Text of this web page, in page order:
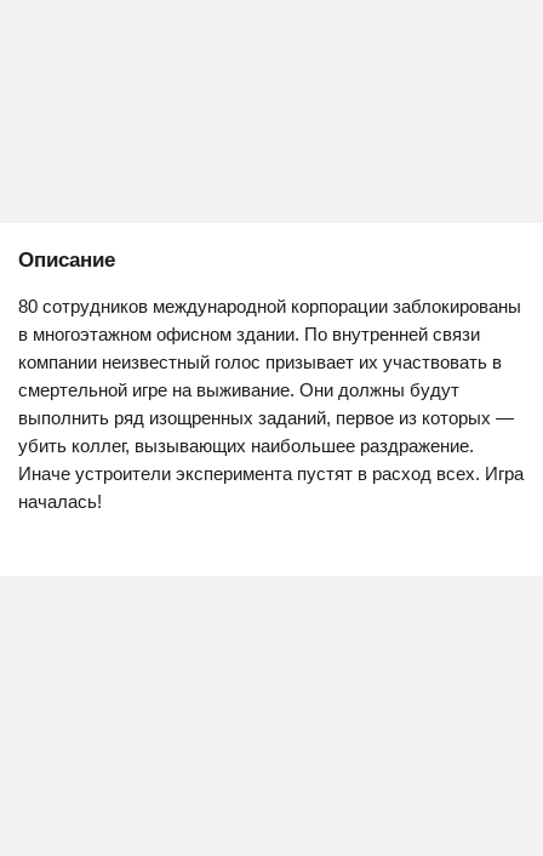
Описание
80 сотрудников международной корпорации заблокированы
в многоэтажном офисном здании. По внутренней связи
компании неизвестный голос призывает их участвовать в
смертельной игре на выживание. Они должны будут
выполнить ряд изощренных заданий, первое из которых —
убить коллег, вызывающих наибольшее раздражение.
Иначе устроители эксперимента пустят в расход всех. Игра
началась!